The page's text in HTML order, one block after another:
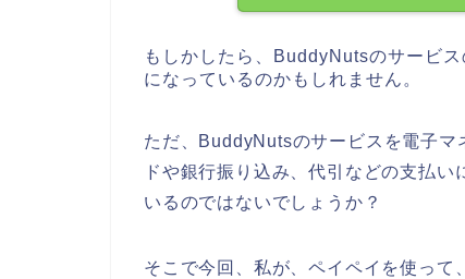
もしかしたら、BuddyNutsのサービ
になっているのかもしれません。
ただ、BuddyNutsのサービスを電子マ
ドや銀行振り込み、代引などの支払
いるのではないでしょうか？
そこで今回、私が、ペイペイを使っ